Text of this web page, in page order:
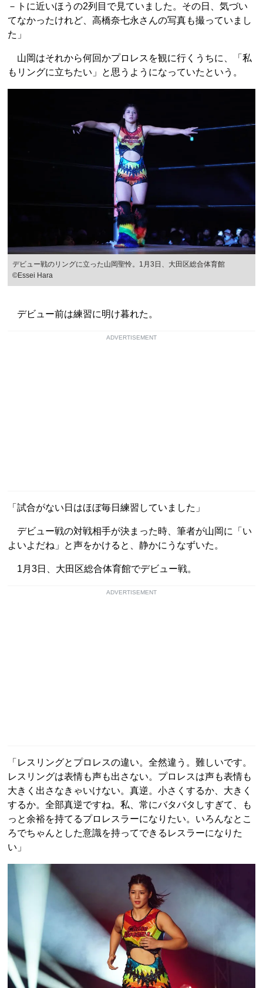
－トに近いほうの2列目で見ていました。その日、気づい
てなかったけれど、高橋奈七永さんの写真も撮っていまし
た」
山岡はそれから何回かプロレスを観に行くうちに、「私
もリングに立ちたい」と思うようになっていたという。
デビュー戦のリングに立った山岡聖怜。1月3日、大田区総合体育館
©Essei Hara
デビュー前は練習に明け暮れた。
ADVERTISEMENT
「試合がない日はほぼ毎日練習していました」
デビュー戦の対戦相手が決まった時、筆者が山岡に「い
よいよだね」と声をかけると、静かにうなずいた。
1月3日、大田区総合体育館でデビュー戦。
ADVERTISEMENT
「レスリングとプロレスの違い。全然違う。難しいです。
レスリングは表情も声も出さない。プロレスは声も表情も
大きく出さなきゃいけない。真逆。小さくするか、大きく
するか。全部真逆ですね。私、常にバタバタしすぎて、も
っと余裕を持てるプロレスラーになりたい。いろんなとこ
ろでちゃんとした意識を持ってできるレスラーになりた
い」